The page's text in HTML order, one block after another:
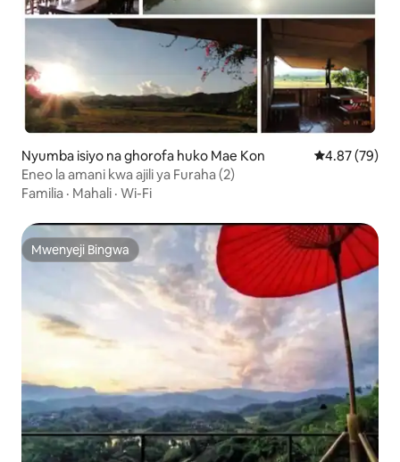
Nyumba isiyo na ghorofa huko Mae Kon Ukadiriaji wa
4.87 (79)
Eneo la amani kwa ajili ya Furaha (2)
Familia · Mahali · Wi-Fi
Mwenyeji Bingwa
Mwenyeji Bingwa